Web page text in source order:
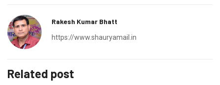
Rakesh Kumar Bhatt
https://www.shauryamail.in
Related post